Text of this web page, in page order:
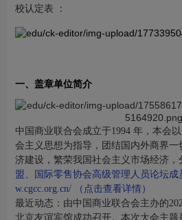
校认定表 ：
一、盖章单位简介
中国商业联合会成立于1994 年，本会
会主义思想为指导，团结国内外商界
济建设，繁荣我国社会主义市场经济，
盟、国际零售协会高级管理人员论坛成
w.cgcc.org.cn/
（点击查看详情）
最近动态：由中国商业联合会主办的
北京友谊宾馆成功召开。本次大会主题